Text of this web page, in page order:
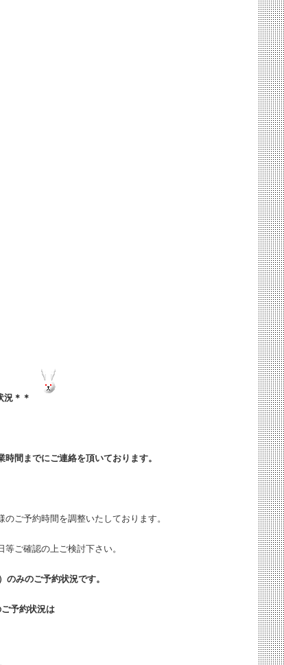
況＊＊
時間までにご連絡を頂いております。
ご予約時間を調整いたしております。
ご確認の上ご検討下さい。
みのご予約状況です。
予約状況は